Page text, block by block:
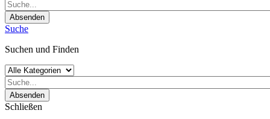
Absenden
Suche
Suchen und Finden
Absenden
Schließen